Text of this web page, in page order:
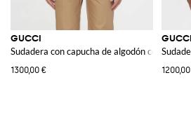
GUCCI
Sudadera con capucha de algodón con logo
1300,00 €
GUCCI